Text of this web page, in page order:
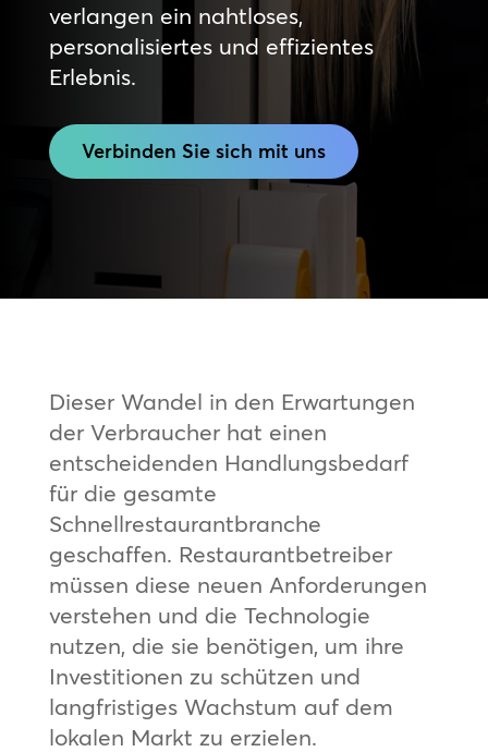
verlangen ein nahtloses,
personalisiertes und effizientes
Erlebnis.
Verbinden Sie sich mit uns
Dieser Wandel in den Erwartungen
der Verbraucher hat einen
entscheidenden Handlungsbedarf
für die gesamte
Schnellrestaurantbranche
geschaffen. Restaurantbetreiber
müssen diese neuen Anforderungen
verstehen und die Technologie
nutzen, die sie benötigen, um ihre
Investitionen zu schützen und
langfristiges Wachstum auf dem
lokalen Markt zu erzielen.